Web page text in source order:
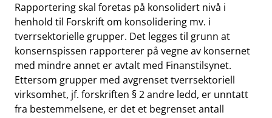
Rapportering skal foretas på konsolidert nivå i
henhold til Forskrift om konsolidering mv. i
tverrsektorielle grupper. Det legges til grunn at
konsernspissen rapporterer på vegne av konsernet
med mindre annet er avtalt med Finanstilsynet.
Ettersom grupper med avgrenset tverrsektoriell
virksomhet, jf. forskriften § 2 andre ledd, er unntatt
fra bestemmelsene, er det et begrenset antall